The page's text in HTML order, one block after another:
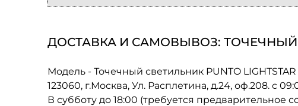
ДОСТАВКА И САМОВЫВОЗ: ТОЧЕЧНЫЙ
Модель - Точечный светильник PUNTO
123060, г.Москва, Ул. Расплетина, д.24, оф.208. с
В субботу до 18:00 (требуется предварительное